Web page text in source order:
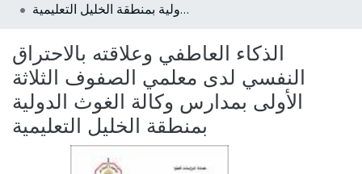
الذكاء العاطفي وعلاقته بالاحتراق النفسي لدى معلمي الصفوف الثلاثة الأولى بمدارس وكالة الغوث الدولية بمنطقة الخليل التعليمية
الذكاء العاطفي وعلاقته بالاحتراق
النفسي لدى معلمي الصفوف الثلاثة
الأولى بمدارس وكالة الغوث الدولية
بمنطقة الخليل التعليمية